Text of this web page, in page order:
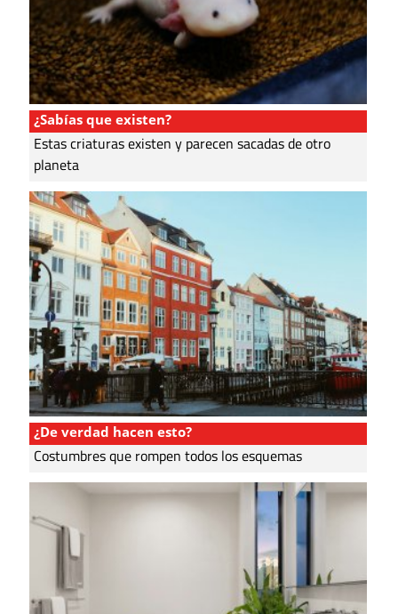
¿Sabías que existen?
Estas criaturas existen y parecen sacadas de otro
planeta
¿De verdad hacen esto?
Costumbres que rompen todos los esquemas